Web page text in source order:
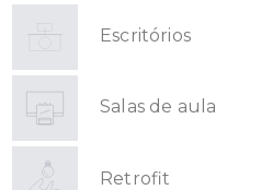
Escritórios
Salas de aula
Retrofit